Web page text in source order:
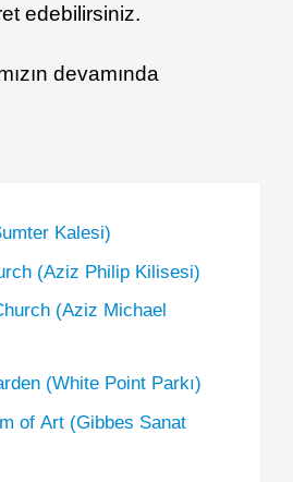
edebilirsiniz.
devamında
Kalesi)
(Aziz Philip Kilisesi)
(Aziz Michael
(White Point Parkı)
of Art (Gibbes Sanat